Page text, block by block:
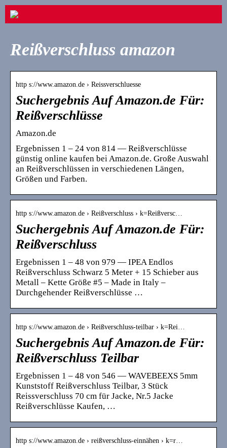
Reißverschluss amazon
http s://www.amazon.de › Reissverschluesse
Suchergebnis Auf Amazon.de Für:
Reißverschlüsse
Amazon.de
Ergebnissen 1 – 24 von 814 — Reißverschlüsse
günstig online kaufen bei Amazon.de. Große Auswahl
an Reißverschlüssen in verschiedenen Längen,
Größen und Farben.
http s://www.amazon.de › Reißverschluss › k=Reißversc…
Suchergebnis Auf Amazon.de Für:
Reißverschluss
Ergebnissen 1 – 48 von 979 — IPEA Endlos
Reißverschluss Schwarz 5 Meter + 15 Schieber aus
Metall – Kette Größe #5 – Made in Italy –
Durchgehender Reißverschlüsse …
http s://www.amazon.de › Reißverschluss-teilbar › k=Rei…
Suchergebnis Auf Amazon.de Für:
Reißverschluss Teilbar
Ergebnissen 1 – 48 von 546 — WAVEBEEXS 5mm
Kunststoff Reißverschluss Teilbar, 3 Stück
Reissverschluss 70 cm für Jacke, Nr.5 Jacke
Reißverschlüsse Kaufen, …
http s://www.amazon.de › reißverschluss-einnähen › k=r…